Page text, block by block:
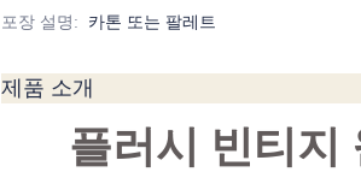
포장 설명 : 카톤 또는 팔레트
제품 소개
플러시 빈티지